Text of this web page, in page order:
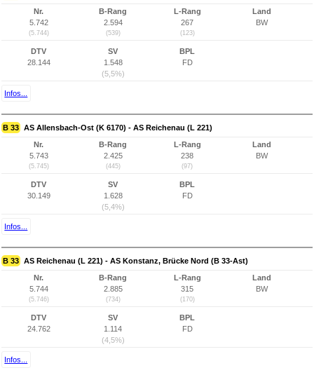
Nr.
5.742
(5.744)
B-Rang
2.594
(539)
L-Rang
267
(123)
Land
BW
DTV
28.144
SV
1.548
(5,5%)
BPL
FD
Infos...
B 33 AS Allensbach-Ost (K 6170) - AS Reichenau (L 221)
Nr.
5.743
(5.745)
B-Rang
2.425
(445)
L-Rang
238
(97)
Land
BW
DTV
30.149
SV
1.628
(5,4%)
BPL
FD
Infos...
B 33 AS Reichenau (L 221) - AS Konstanz, Brücke Nord (B 33-Ast)
Nr.
5.744
(5.746)
B-Rang
2.885
(734)
L-Rang
315
(170)
Land
BW
DTV
24.762
SV
1.114
(4,5%)
BPL
FD
Infos...